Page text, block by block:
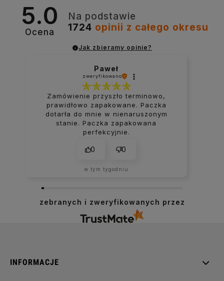
5.0
Ocena
Na podstawie
1724 opinii z całego okresu
Jak zbieramy opinie?
Paweł
zweryfikowano
Zamówienie przyszło terminowo,
prawidłowo zapakowane. Paczka
dotarła do mnie w nienaruszonym
stanie. Paczka zapakowana
perfekcyjnie.
0 0
w tym tygodniu
zebranych i zweryfikowanych przez
INFORMACJE